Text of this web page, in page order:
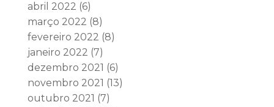
abril 2022 (6)
março 2022 (8)
fevereiro 2022 (8)
janeiro 2022 (7)
dezembro 2021 (6)
novembro 2021 (13)
outubro 2021 (7)